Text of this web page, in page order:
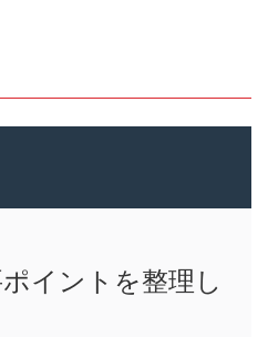
イントを整理し